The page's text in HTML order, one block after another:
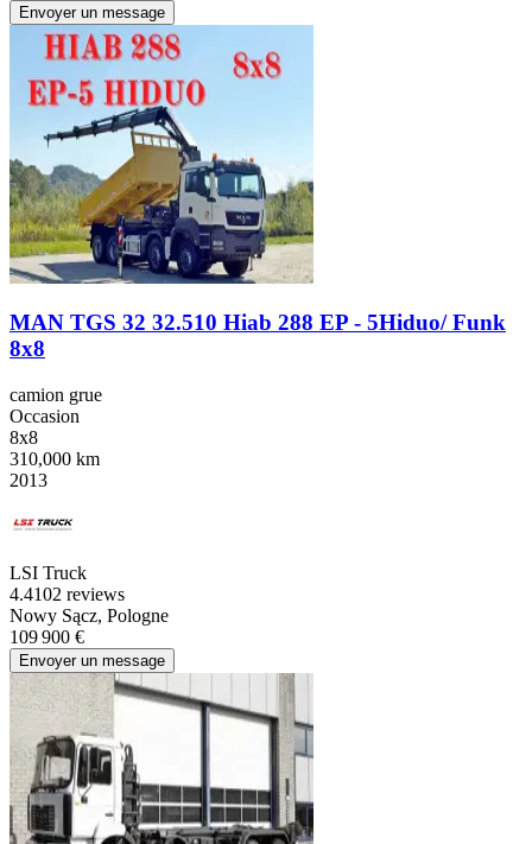
Envoyer un message
MAN TGS 32 32.510 Hiab 288 EP - 5Hiduo/ Funk
8x8
camion grue
Occasion
8x8
310,000 km
2013
LSI Truck
4.4102 reviews
Nowy Sącz, Pologne
109 900 €
Envoyer un message